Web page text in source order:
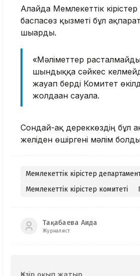
Алайда Мемлекеттік кірістер
баспасөз қызметі бұл
шығарды.
«Мәліметтер
шындыққа сәйкес
жауап берді Комитет
жолдаған сауалға.
Сондай-ақ дереккөздің бұл
желіден өшіргені мәлім
Мемлекеттік кірістер
Мемлекеттік кірістер комитеті
Тақабаева Аида
Журналист